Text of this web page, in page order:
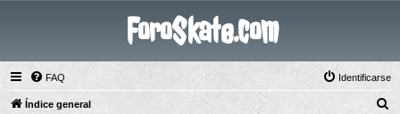
ForoSkate.com
FAQ Identificarse
Índice general